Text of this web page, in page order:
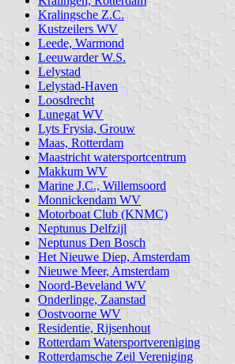
Kralingsche Z.C.
Kustzeilers WV
Leede, Warmond
Leeuwarder W.S.
Lelystad
Lelystad-Haven
Loosdrecht
Lunegat WV
Lyts Frysia, Grouw
Maas, Rotterdam
Maastricht watersportcentrum
Makkum WV
Marine J.C., Willemsoord
Monnickendam WV
Motorboat Club (KNMC)
Neptunus Delfzijl
Neptunus Den Bosch
Het Nieuwe Diep, Amsterdam
Nieuwe Meer, Amsterdam
Noord-Beveland WV
Onderlinge, Zaanstad
Oostvoorne WV
Residentie, Rijsenhout
Rotterdam Watersportvereniging
Rotterdamsche Zeil Vereniging